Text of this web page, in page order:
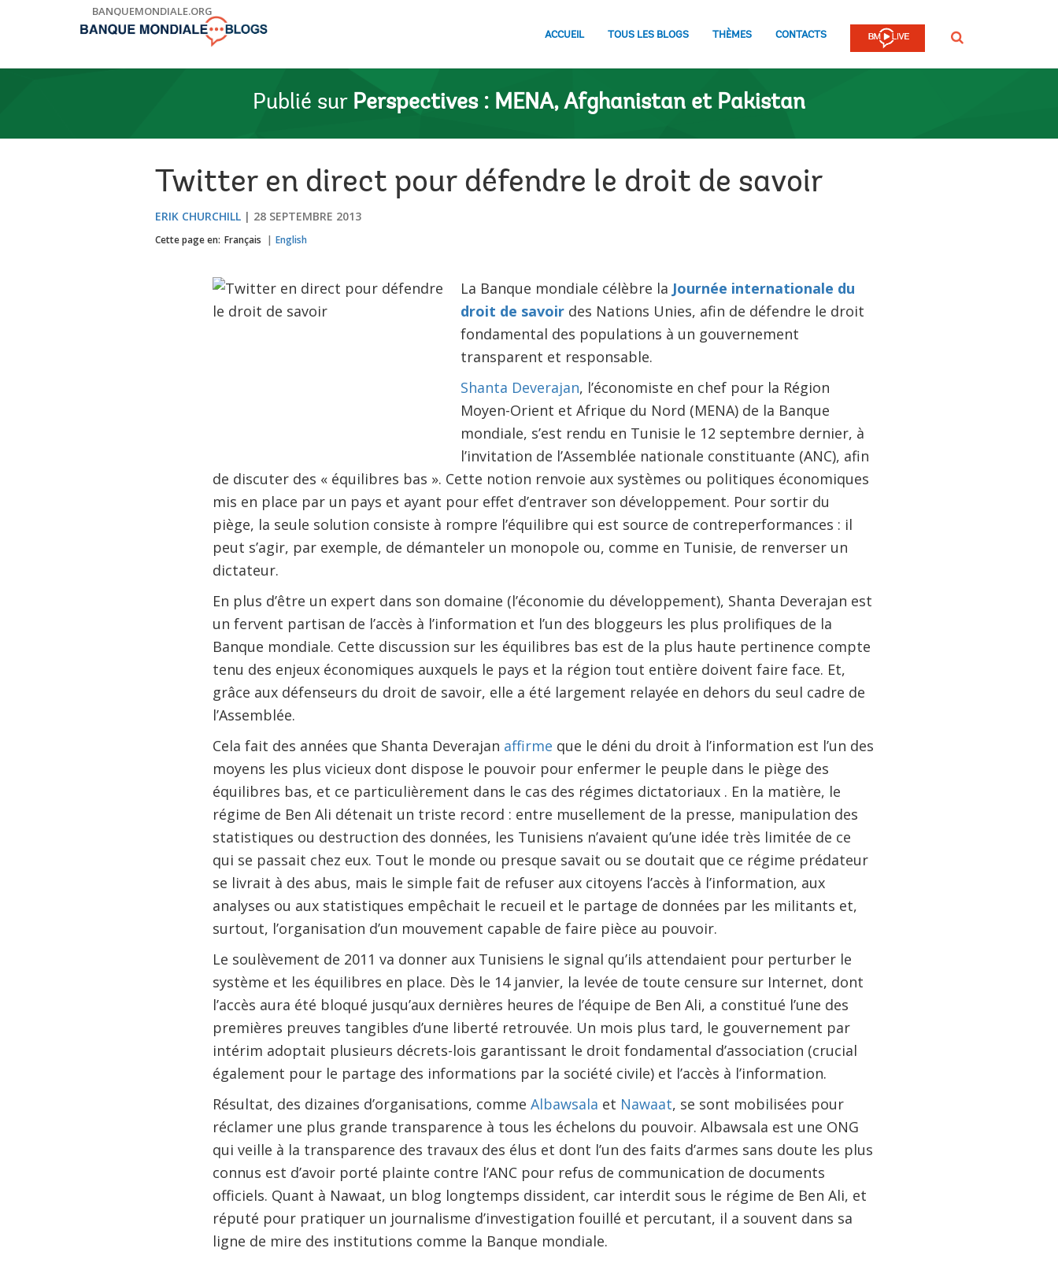
BANQUEMONDIALE.ORG
ACCUEIL TOUS LES BLOGS THÈMES CONTACTS Rechercher
Publié sur Perspectives : MENA, Afghanistan et Pakistan
Twitter en direct pour défendre le droit de savoir
ERIK CHURCHILL 28 SEPTEMBRE 2013
Cette page en: Français English
La Banque mondiale célèbre la Journée internationale du
droit de savoirdes Nations Unies, afin de défendre le droit
fondamental des populations à un gouvernement
transparent et responsable.
Shanta Deverajan, l’économiste en chef pour la Région
Moyen-Orient et Afrique du Nord (MENA) de la Banque
mondiale, s’est rendu en Tunisie le 12 septembre dernier, à
l’invitation de l’Assemblée nationale constituante (ANC), afin
de discuter des « équilibres bas ». Cette notion renvoie aux systèmes ou politiques économiques
mis en place par un pays et ayant pour effet d’entraver son développement. Pour sortir du
piège, la seule solution consiste à rompre l’équilibre qui est source de contreperformances : il
peut s’agir, par exemple, de démanteler un monopole ou, comme en Tunisie, de renverser un
dictateur.
En plus d’être un expert dans son domaine (l’économie du développement), Shanta Deverajan est
un fervent partisan de l’accès à l’information et l’un des bloggeurs les plus prolifiques de la
Banque mondiale. Cette discussion sur les équilibres bas est de la plus haute pertinence compte
tenu des enjeux économiques auxquels le pays et la région tout entière doivent faire face. Et,
grâce aux défenseurs du droit de savoir, elle a été largement relayée en dehors du seul cadre de
l’Assemblée.
Cela fait des années que Shanta Deverajan affirme que le déni du droit à l’information est l’un des
moyens les plus vicieux dont dispose le pouvoir pour enfermer le peuple dans le piège des
équilibres bas, et ce particulièrement dans le cas des régimes dictatoriaux . En la matière, le
régime de Ben Ali détenait un triste record : entre musellement de la presse, manipulation des
statistiques ou destruction des données, les Tunisiens n’avaient qu’une idée très limitée de ce
qui se passait chez eux. Tout le monde ou presque savait ou se doutait que ce régime prédateur
se livrait à des abus, mais le simple fait de refuser aux citoyens l’accès à l’information, aux
analyses ou aux statistiques empêchait le recueil et le partage de données par les militants et,
surtout, l’organisation d’un mouvement capable de faire pièce au pouvoir.
Le soulèvement de 2011 va donner aux Tunisiens le signal qu’ils attendaient pour perturber le
système et les équilibres en place. Dès le 14 janvier, la levée de toute censure sur Internet, dont
l’accès aura été bloqué jusqu’aux dernières heures de l’équipe de Ben Ali, a constitué l’une des
premières preuves tangibles d’une liberté retrouvée. Un mois plus tard, le gouvernement par
intérim adoptait plusieurs décrets-lois garantissant le droit fondamental d’association (crucial
également pour le partage des informations par la société civile) et l’accès à l’information.
Résultat, des dizaines d’organisations, comme Albawsala et Nawaat, se sont mobilisées pour
réclamer une plus grande transparence à tous les échelons du pouvoir. Albawsala est une ONG
qui veille à la transparence des travaux des élus et dont l’un des faits d’armes sans doute les plus
connus est d’avoir porté plainte contre l’ANC pour refus de communication de documents
officiels. Quant à Nawaat, un blog longtemps dissident, car interdit sous le régime de Ben Ali, et
réputé pour pratiquer un journalisme d’investigation fouillé et percutant, il a souvent dans sa
ligne de mire des institutions comme la Banque mondiale.